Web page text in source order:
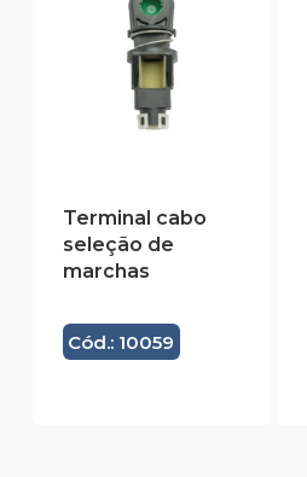
Terminal cabo
seleção de
marchas
Cód.: 10059